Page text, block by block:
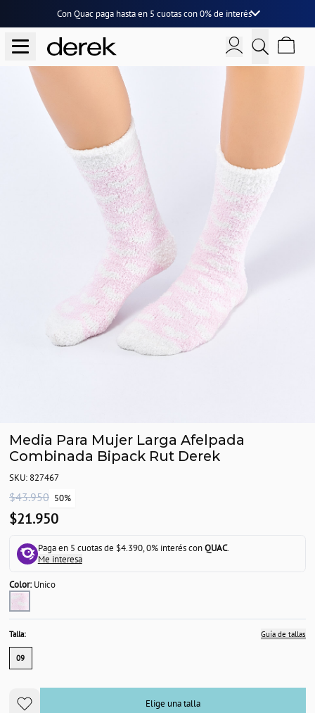
Con Quac paga hasta en 5 cuotascon0% de interés
Media Para Mujer Larga Afelpada
Combinada Bipack Rut Derek
SKU: 827467
$43.950 50%
$21.950
Paga en 5 cuotas de $4.390, 0% interés conQUAC.
Me interesa
Color:Unico
Talla: Guía de tallas
09
Elige una talla